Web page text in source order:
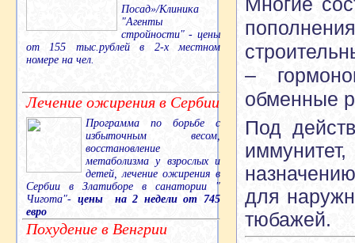
Посад»/Клиника
"Агенты
стройности" - цены
от 155 тыс.рублей в 2-х местном
номере на чел.
Лечение ожирения в Сербии
Программа по борьбе с
избыточным весом,
восстановление
метаболизма у взрослых и
детей, лечение ожирения в
Сербии в Златиборе в санатории "
Чигота"- цены на 2 недели от 745
евро
Похудение в Венгрии
–
обменные
Под
для
тюбажей.